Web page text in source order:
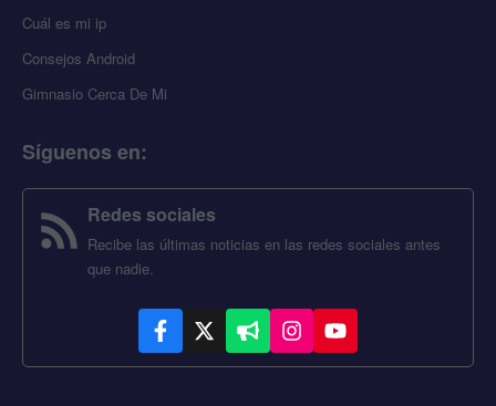
Cuál es mi ip
Consejos Android
Gimnasio Cerca De Mi
Síguenos en:
Redes sociales
Recibe las últimas noticias en las redes sociales antes
que nadie.